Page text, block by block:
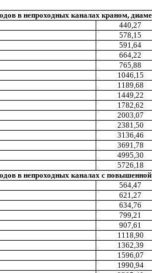
в непроходных каналах краном,
440,27
578,15
591,64
664,22
765,88
1046,15
1189,68
1449,22
1782,62
2003,07
2381,50
3136,46
3691,78
4995,30
5726,18
в непроходных каналах с
564,47
621,27
634,76
799,21
907,61
1118,90
1362,39
1596,07
1990,94